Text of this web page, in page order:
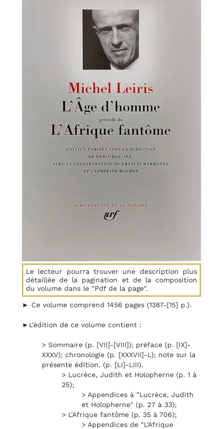
Le lecteur pourra trouver une description plus
détaillée de la pagination et de la composition
du volume dans le "Pdf de la page".
► Ce volume comprend 1456 pages (1387-[15] p.).
►L'édition de ce volume contient :
> Sommaire (p. [VII]-[VIII]); préface (p. [IX]-
XXXV); chronologie (p. [XXXVII]-L); note sur la
présente édition. (p. [LI]-LIII).
> Lucrèce, Judith et Holopherne (p. 1 à
25);
> Appendices à "Lucrèce, Judith
et Holopherne" (p. 27 à 33);
> L'Afrique fantôme (p. 35 à 706);
> Appendices de "L'Afrique